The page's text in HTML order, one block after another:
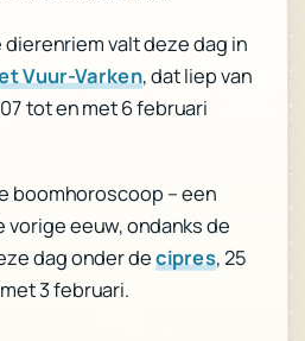
dierenriem valt deze dag in
Vuur-Varken, dat liep van
tot en met 6 februari
boomhoroscoop – een
vorige eeuw, ondanks de
dag onder decipres, 25
3 februari.